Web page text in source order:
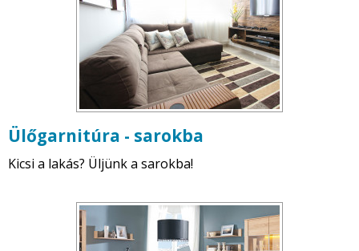
Ülőgarnitúra - sarokba
Kicsi a lakás? Üljünk a sarokba!